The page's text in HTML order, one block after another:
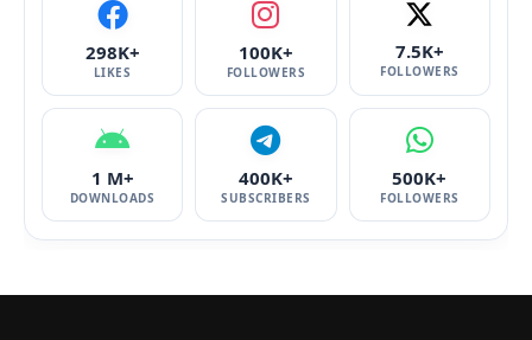
298K+
LIKES
100K+
FOLLOWERS
7.5K+
FOLLOWERS
1 M+
DOWNLOADS
400K+
SUBSCRIBERS
500K+
FOLLOWERS